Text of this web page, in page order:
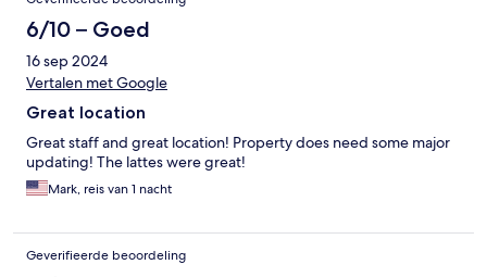
6/10 – Goed
16 sep 2024
Vertalen met Google
Great location
Great staff and great location! Property does need some major
updating! The lattes were great!
Mark, reis van 1 nacht
Geverifieerde beoordeling